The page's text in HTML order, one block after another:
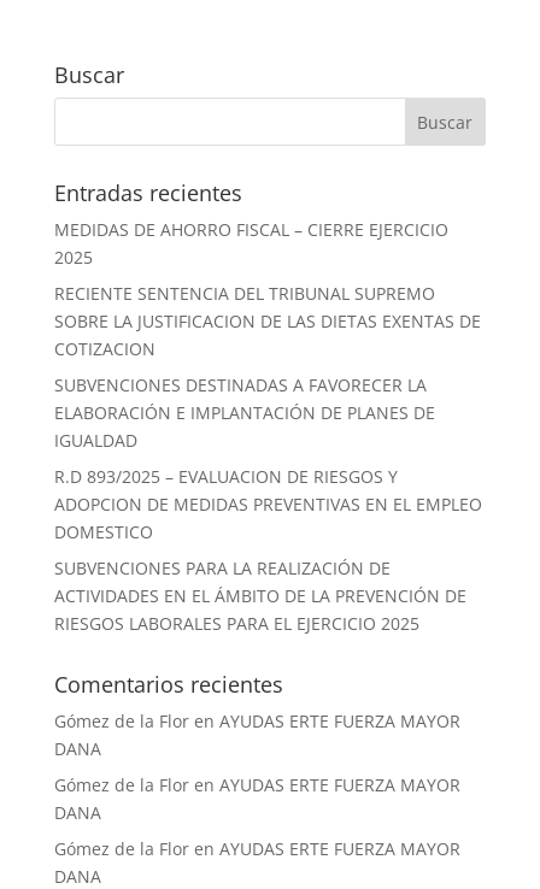
Buscar
Entradas recientes
MEDIDAS DE AHORRO FISCAL – CIERRE EJERCICIO
2025
RECIENTE SENTENCIA DEL TRIBUNAL SUPREMO
SOBRE LA JUSTIFICACION DE LAS DIETAS EXENTAS DE
COTIZACION
SUBVENCIONES DESTINADAS A FAVORECER LA
ELABORACIÓN E IMPLANTACIÓN DE PLANES DE
IGUALDAD
R.D 893/2025 – EVALUACION DE RIESGOS Y
ADOPCION DE MEDIDAS PREVENTIVAS EN EL EMPLEO
DOMESTICO
SUBVENCIONES PARA LA REALIZACIÓN DE
ACTIVIDADES EN EL ÁMBITO DE LA PREVENCIÓN DE
RIESGOS LABORALES PARA EL EJERCICIO 2025
Comentarios recientes
Gómez de la Floren AYUDAS ERTE FUERZA MAYOR
DANA
Gómez de la Floren AYUDAS ERTE FUERZA MAYOR
DANA
Gómez de la Floren AYUDAS ERTE FUERZA MAYOR
DANA